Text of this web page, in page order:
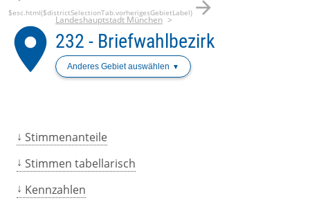
$esc.html($districtSelectionTab.vorherigesGebietLabel) arrow_forward
place
Landeshauptstadt München
232 - Briefwahlbezirk
Anderes Gebiet auswählen
Stimmenanteile
Stimmen tabellarisch
Kennzahlen